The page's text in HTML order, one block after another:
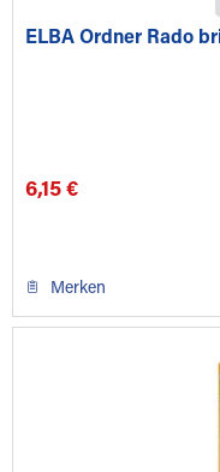
ELBA Ordner Rado
6,15 €
Merken